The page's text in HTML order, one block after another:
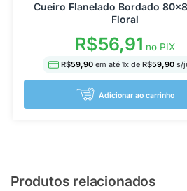
Cueiro Flanelado Bordado
Floral
R$56,91 no PIX
R$59,90 em até 1x de R$59,90s/
Adicionar ao carrinho
Produtos relacionados